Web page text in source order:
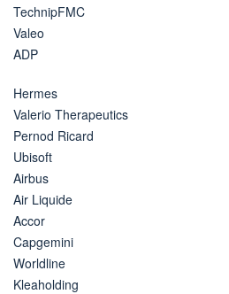
TechnipFMC
Valeo
ADP
Hermes
Valerio Therapeutics
Pernod Ricard
Ubisoft
Airbus
Air Liquide
Accor
Capgemini
Worldline
Kleaholding